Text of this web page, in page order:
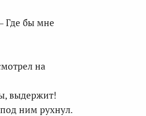
Где бы мне
на
выдержит!
ним рухнул.